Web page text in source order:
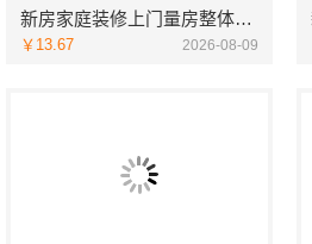
新房家庭装修上门量房整体落地，福建尚艺空间新材料科技有限公司
￥13.67 2026-08-09